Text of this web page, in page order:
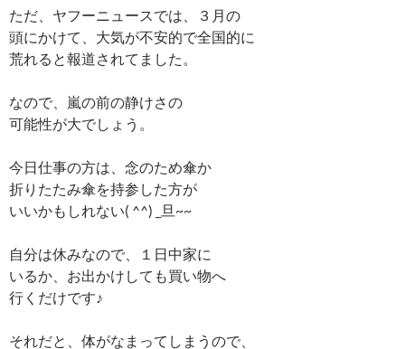
ただ、ヤフーニュースでは、３月の
頭にかけて、大気が不安的で全国的に
荒れると報道されてました。
なので、嵐の前の静けさの
可能性が大でしょう。
今日仕事の方は、念のため傘か
折りたたみ傘を持参した方が
いいかもしれない( ^^) _旦~~
自分は休みなので、１日中家に
いるか、お出かけしても買い物へ
行くだけです♪
それだと、体がなまってしまうので、